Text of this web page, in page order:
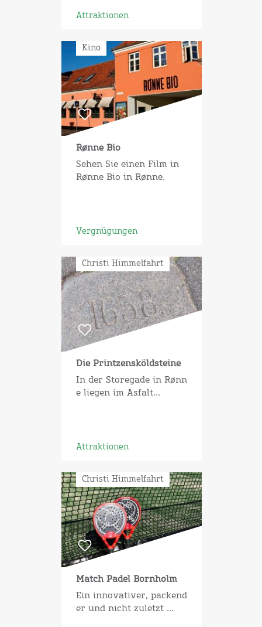
Attraktionen
Kino
Rønne Bio
Sehen Sie einen Film in
Rønne Bio in Rønne.
Vergnügungen
Christi Himmelfahrt
Die Printzensköldsteine
In der Storegade in Rønn
e liegen im Asfalt...
Attraktionen
Christi Himmelfahrt
Match Padel Bornholm
Ein innovativer, packend
er und nicht zuletzt ...